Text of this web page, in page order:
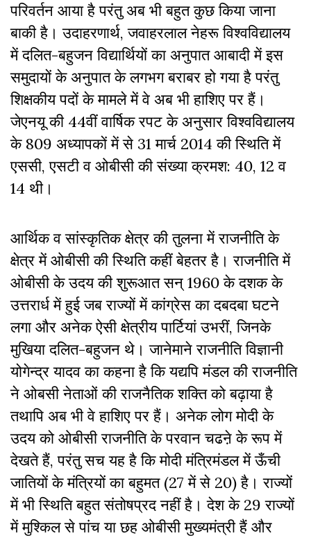
परिवर्तन आया है परंतु अब भी बहुत कुछ किया जाना
बाकी है। उदाहरणार्थ, जवाहरलाल नेहरू विश्वविद्यालय
में दलित-बहुजन विद्यार्थियों का अनुपात आबादी में इस
समुदायों के अनुपात के लगभग बराबर हो गया है परंतु
शिक्षकीय पदों के मामले में वे अब भी हाशिए पर हैं।
जेएनयू की 44वीं वार्षिक रपट के अनुसार विश्वविद्यालय
के 809 अध्यापकों में से 31 मार्च 2014 की स्थिति में
एससी, एसटी व ओबीसी की संख्या क्रमश: 40, 12 व
14 थी।
आर्थिक व सांस्कृतिक क्षेत्र की तुलना में राजनीति के
क्षेत्र में ओबीसी की स्थिति कहीं बेहतर है। राजनीति में
ओबीसी के उदय की शुरूआत सन् 1960 के दशक के
उत्तरार्ध में हुई जब राज्यों में कांग्रेस का दबदबा घटने
लगा और अनेक ऐसी क्षेत्रीय पार्टियां उभरीं, जिनके
मुखिया दलित-बहुजन थे। जानेमाने राजनीति विज्ञानी
योगेन्द्र यादव का कहना है कि यद्यपि मंडल की राजनीति
ने ओबसी नेताओं की राजनैतिक शक्ति को बढ़ाया है
तथापि अब भी वे हाशिए पर हैं। अनेक लोग मोदी के
उदय को ओबीसी राजनीति के परवान चढऩे के रूप में
देखते हैं, परंतु सच यह है कि मोदी मंत्रिमंडल में ऊँची
जातियों के मंत्रियों का बहुमत (27 में से 20) है। राज्यों
में भी स्थिति बहुत संतोषप्रद नहीं है। देश के 29 राज्यों
में मुश्किल से पांच या छह ओबीसी मुख्यमंत्री हैं और